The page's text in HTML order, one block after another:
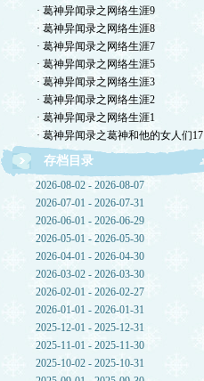
· 葛神异闻录之网络生涯9
· 葛神异闻录之网络生涯8
· 葛神异闻录之网络生涯7
· 葛神异闻录之网络生涯5
· 葛神异闻录之网络生涯3
· 葛神异闻录之网络生涯2
· 葛神异闻录之网络生涯1
· 葛神异闻录之葛神和他的女人们17
存档目录
2026-08-02 - 2026-08-07
2026-07-01 - 2026-07-31
2026-06-01 - 2026-06-29
2026-05-01 - 2026-05-30
2026-04-01 - 2026-04-30
2026-03-02 - 2026-03-30
2026-02-01 - 2026-02-27
2026-01-01 - 2026-01-31
2025-12-01 - 2025-12-31
2025-11-01 - 2025-11-30
2025-10-02 - 2025-10-31